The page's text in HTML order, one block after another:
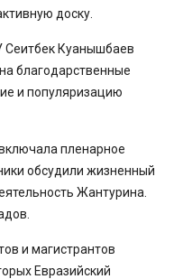
доску.
Сеитбек Куанышбаев
благодарственные
и популяризацию
пленарное
обсудили жизненный
Жантурина.
и магистрантов
Евразийский